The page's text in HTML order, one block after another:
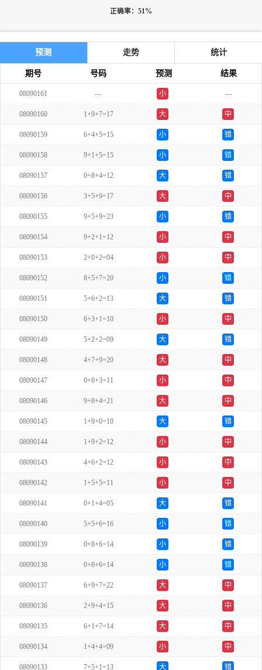
正确率：51%
预测 走势 统计
期号 号码 预测 结果
08090161 ---
小
---
08090160 1+9+7=17 大 中
08090159 6+4+5=15 小 错
08090158 9+1+5=15 小 错
08090157 0+8+4=12 大 错
08090156 3+5+9=17 大 中
08090155 9+5+9=23 小 错
08090154 9+2+1=12 小 中
08090153 2+0+2=04 小 中
08090152 8+5+7=20 小 错
08090151 5+6+2=13 大 错
08090150 6+3+1=10 小 中
08090149 5+2+2=09 大 错
08090148 4+7+9=20 大 中
08090147 0+8+3=11 小 中
08090146 9+8+4=21 大 中
08090145 1+9+0=10 大 错
08090144 1+9+2=12 小 中
08090143 4+6+2=12 小 中
08090142 1+5+5=11 小 中
08090141 0+1+4=05 大 错
08090140 5+5+6=16 小 错
08090139 0+8+6=14 小 错
08090138 0+8+6=14 小 错
08090137 6+9+7=22 大 中
08090136 2+9+4=15 大 中
08090135 6+1+7=14 大 中
08090134 1+4+4=09 小 中
08090133 7+5+1=13 大 错